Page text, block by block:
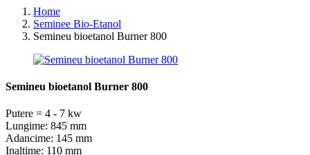
Home
Seminee Bio-Etanol
Semineu bioetanol Burner 800
Semineu bioetanol Burner 800
Putere = 4 - 7 kw
Lungime: 845 mm
Adancime: 145 mm
Inaltime: 110 mm